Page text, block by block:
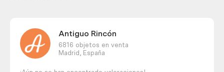
Antiguo Rincón
6816 objetos en venta
Madrid,
España